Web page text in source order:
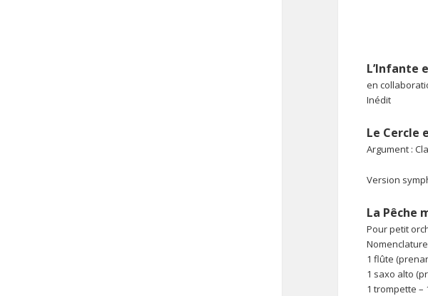
L’Infante
en
Inédit
Le Cercle
Argument :
Version
La Pêche
Pour petit
1 flûte
1 saxo alto
1 trompette –